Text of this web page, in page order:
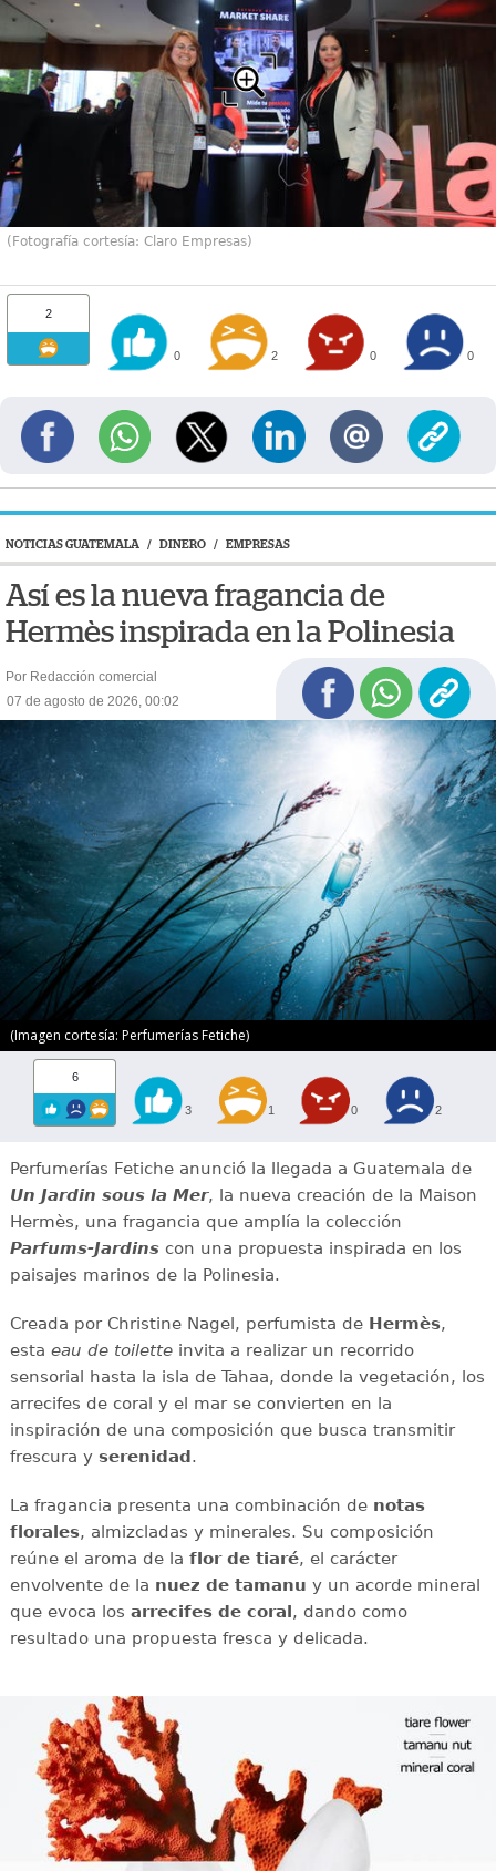
(Fotografía cortesía: Claro Empresas)
2
0 2 0 0
NOTICIAS GUATEMALA / DINERO / EMPRESAS
Así es la nueva fragancia de
Hermès inspirada en la Polinesia
Por Redacción comercial
07 de agosto de 2026, 00:02
(Imagen cortesía: Perfumerías Fetiche)
6
3 1 0 2
Perfumerías Fetiche anunció la llegada a Guatemala de
Un Jardin sous la Mer, la nueva creación de la Maison
Hermès, una fragancia que amplía la colección
Parfums-Jardinscon una propuesta inspirada en los
paisajes marinos de la Polinesia.
Creada por Christine Nagel, perfumista de Hermès,
esta eau de toiletteinvita a realizar un recorrido
sensorial hasta la isla de Tahaa, donde la vegetación, los
arrecifes de coral y el mar se convierten en la
inspiración de una composición que busca transmitir
frescura y serenidad.
La fragancia presenta una combinación de notas
florales, almizcladas y minerales. Su composición
reúne el aroma de la flor de tiaré, el carácter
envolvente de la nuez de tamanu y un acorde mineral
que evoca los arrecifes de coral, dando como
resultado una propuesta fresca y delicada.